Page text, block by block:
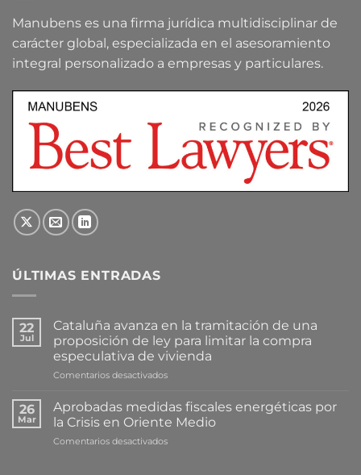
Manubens es una firma jurídica multidisciplinar de
carácter global, especializada en el asesoramiento
integral personalizado a empresas y particulares.
ÚLTIMAS ENTRADAS
22
Jul
Cataluña avanza en la tramitación de una
proposición de ley para limitar la compra
especulativa de vivienda
Comentarios desactivadosen
avanza
en
la
tramitación
26
Mar
Aprobadas medidas fiscales energéticas por
la Crisis en Oriente Medio
Comentarios desactivadosen